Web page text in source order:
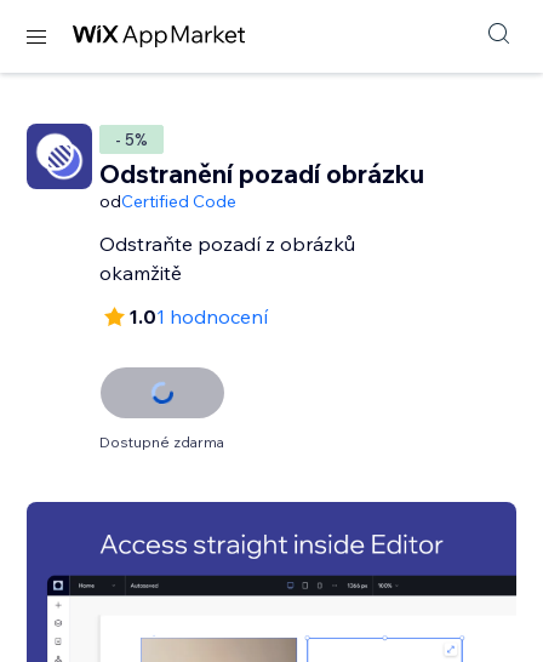
- 5%
Odstranění pozadí obrázku
odCertified Code
Odstraňte pozadí z obrázků
okamžitě
1.01 hodnocení
Dostupné zdarma